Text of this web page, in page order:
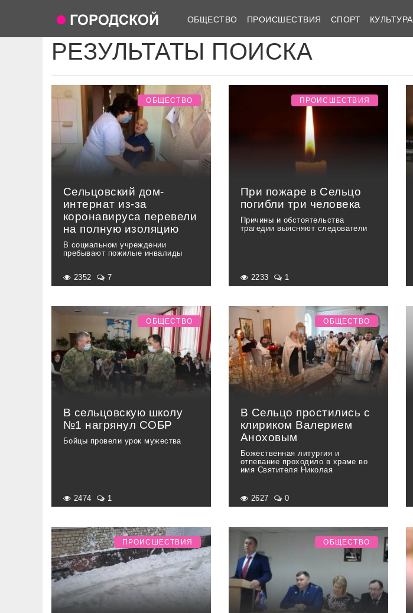
ОБЩЕСТВО ПРОИСШЕСТВИЯ СПОРТ КУЛЬТУРА
РЕЗУЛЬТАТЫ ПОИСКА
Сельцовский дом-
интернат из-за
коронавируса перевели
на полную изоляцию
В социальном учреждении
пребывают пожилые инвалиды
ОБЩЕСТВО
2352 7
При пожаре в Сельцо
погибли три человека
Причины и обстоятельства
трагедии выясняют следователи
ПРОИСШЕСТВИЯ
2233 1
В сельцовскую школу
№1 нагрянул СОБР
Бойцы провели урок мужества
ОБЩЕСТВО
2474 1
В Сельцо простились с
клириком Валерием
Аноховым
Божественная литургия и
отпевание проходило в храме во
имя Святителя Николая
ОБЩЕСТВО
2627 0
ПРОИСШЕСТВИЯ ОБЩЕСТВО